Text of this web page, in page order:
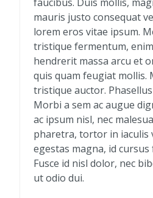
mauris justo consequat
lorem eros vitae ipsum.
tristique fermentum,
hendrerit massa arcu et
quis quam feugiat mollis.
tristique auctor.
Morbi a sem ac augue
ac ipsum nisl, nec
pharetra, tortor in iaculis
egestas magna, id
Fusce id nisl dolor, nec
ut odio dui.